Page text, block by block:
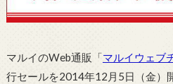
マルイのWeb通販「マルイウェブ
行セールを2014年12月5日（金）